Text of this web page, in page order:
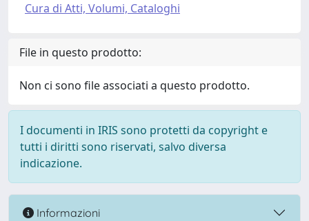
Cura di Atti, Volumi, Cataloghi
File in questo prodotto:
Non ci sono file associati a questo prodotto.
I documenti in IRIS sono protetti da copyright e
tutti i diritti sono riservati, salvo diversa
indicazione.
Informazioni